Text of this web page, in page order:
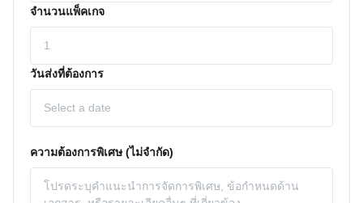
จำนวนแพ็คเกจ
วันส่งที่ต้องการ
ความต้องการพิเศษ (ไม่จํากัด)